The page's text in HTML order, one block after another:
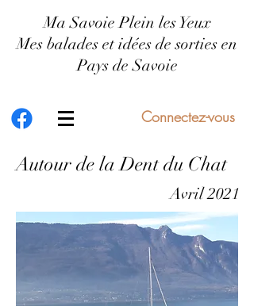
Ma Savoie Plein les Yeux
Mes balades et idées de sorties en
Pays de Savoie
Connectez-vous
Autour de la Dent du Chat
Avril 2021